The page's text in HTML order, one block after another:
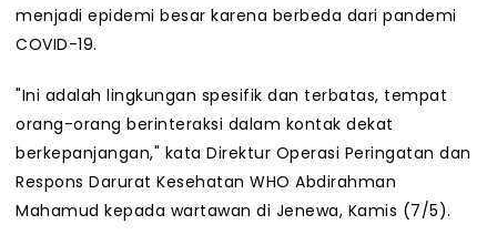
menjadi epidemi besar karena berbeda dari pandemi
COVID-19.
"Ini adalah lingkungan spesifik dan terbatas, tempat
orang-orang berinteraksi dalam kontak dekat
berkepanjangan," kata Direktur Operasi Peringatan dan
Respons Darurat Kesehatan WHO Abdirahman
Mahamud kepada wartawan di Jenewa, Kamis (7/5).